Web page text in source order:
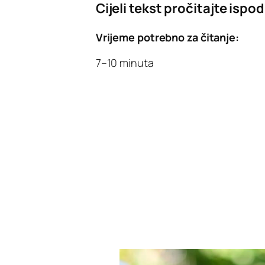
Cijeli tekst pročitajte
Vrijeme potrebno za čitanje:
7–10 minuta